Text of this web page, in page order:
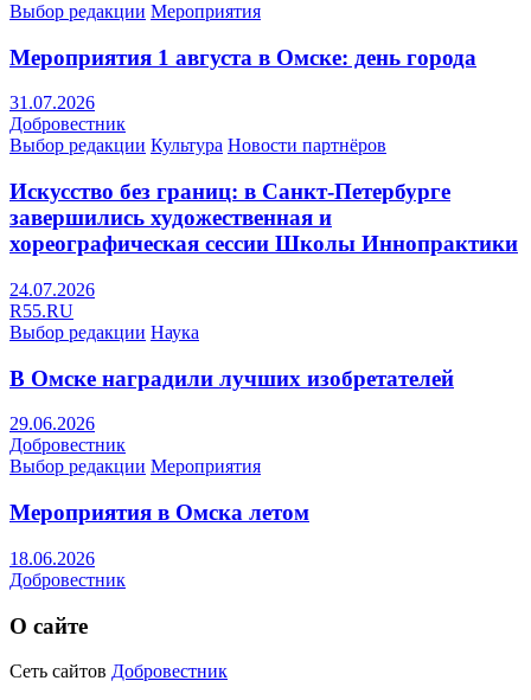
Выбор редакции Мероприятия
Мероприятия 1 августа в Омске: день города
31.07.2026
Добровестник
Выбор редакции Культура Новости партнёров
Искусство без границ: в Санкт-Петербурге
завершились художественная и
хореографическая сессии Школы Иннопрактики
24.07.2026
R55.RU
Выбор редакции Наука
В Омске наградили лучших изобретателей
29.06.2026
Добровестник
Выбор редакции Мероприятия
Мероприятия в Омска летом
18.06.2026
Добровестник
О сайте
Сеть сайтов Добровестник